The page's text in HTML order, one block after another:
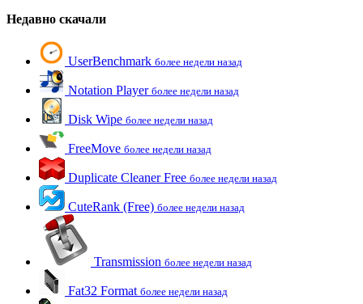
Недавно скачали
UserBenchmark более недели назад
Notation Player более недели назад
Disk Wipe более недели назад
FreeMove более недели назад
Duplicate Cleaner Free более недели назад
CuteRank (Free) более недели назад
Transmission более недели назад
Fat32 Format более недели назад